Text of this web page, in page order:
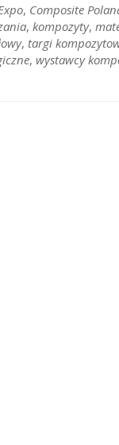
, Composite
, kompozyty,
, targi
, wystawcy